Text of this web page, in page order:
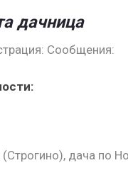
дачница
Сообщения:
дача по